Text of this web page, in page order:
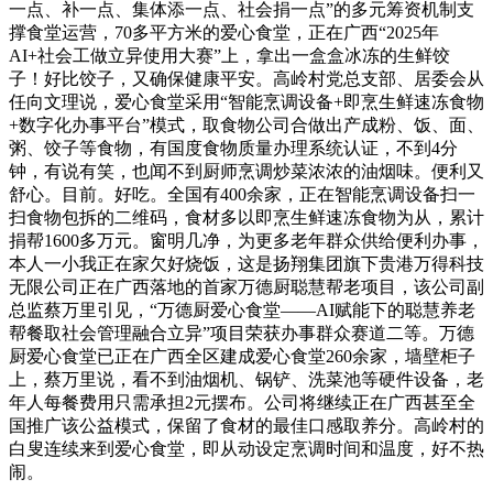
一点、补一点、集体添一点、社会捐一点”的多元筹资机制支
撑食堂运营，70多平方米的爱心食堂，正在广西“2025年
AI+社会工做立异使用大赛”上，拿出一盒盒冰冻的生鲜饺
子！好比饺子，又确保健康平安。高岭村党总支部、居委会从
任向文理说，爱心食堂采用“智能烹调设备+即烹生鲜速冻食物
+数字化办事平台”模式，取食物公司合做出产成粉、饭、面、
粥、饺子等食物，有国度食物质量办理系统认证，不到4分
钟，有说有笑，也闻不到厨师烹调炒菜浓浓的油烟味。便利又
舒心。目前。好吃。全国有400余家，正在智能烹调设备扫一
扫食物包拆的二维码，食材多以即烹生鲜速冻食物为从，累计
捐帮1600多万元。窗明几净，为更多老年群众供给便利办事，
本人一小我正在家欠好烧饭，这是扬翔集团旗下贵港万得科技
无限公司正在广西落地的首家万德厨聪慧帮老项目，该公司副
总监蔡万里引见，“万德厨爱心食堂——AI赋能下的聪慧养老
帮餐取社会管理融合立异”项目荣获办事群众赛道二等。万德
厨爱心食堂已正在广西全区建成爱心食堂260余家，墙壁柜子
上，蔡万里说，看不到油烟机、锅铲、洗菜池等硬件设备，老
年人每餐费用只需承担2元摆布。公司将继续正在广西甚至全
国推广该公益模式，保留了食材的最佳口感取养分。高岭村的
白叟连续来到爱心食堂，即从动设定烹调时间和温度，好不热
闹。